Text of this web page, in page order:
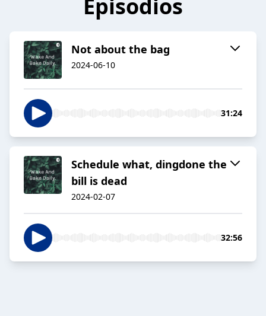
Episodios
Not about the bag
2024-06-10
31:24
Schedule what, dingdone the
bill is dead
2024-02-07
32:56